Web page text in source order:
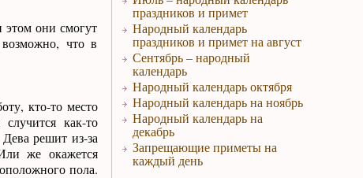
они смогут
что в
кто-то место
как-то
решит из-за
же окажется
пола.
праздников и примет
Народный календарь
праздников и примет на август
Сентябрь – народный
календарь
Народный календарь октября
Народный календарь на ноябрь
Народный календарь на
декабрь
Запрещающие приметы на
каждый день